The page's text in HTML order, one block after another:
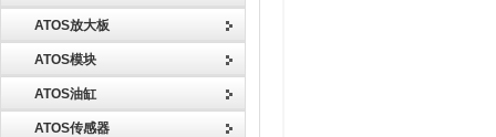
ATOS放大板
ATOS模块
ATOS油缸
ATOS传感器